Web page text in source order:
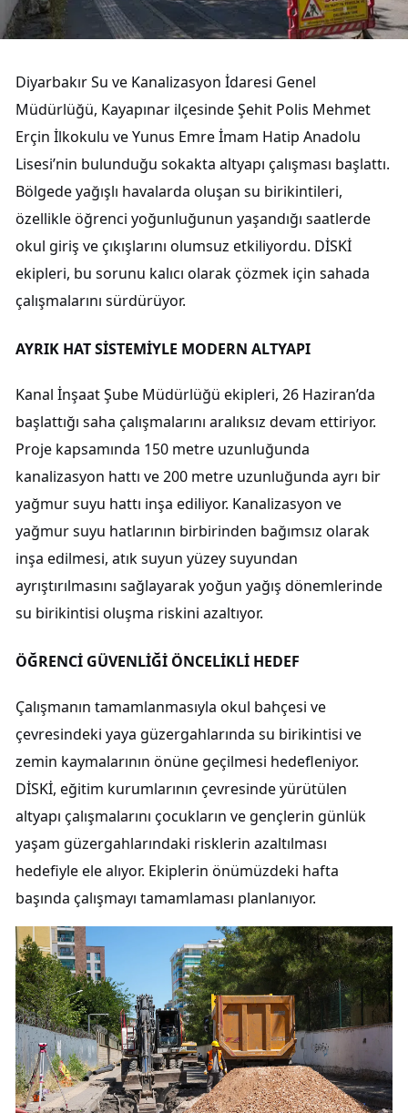
Diyarbakır Su ve Kanalizasyon İdaresi Genel
Müdürlüğü, Kayapınar ilçesinde Şehit Polis Mehmet
Erçin İlkokulu ve Yunus Emre İmam Hatip Anadolu
Lisesi’nin bulunduğu sokakta altyapı çalışması başlattı.
Bölgede yağışlı havalarda oluşan su birikintileri,
özellikle öğrenci yoğunluğunun yaşandığı saatlerde
okul giriş ve çıkışlarını olumsuz etkiliyordu. DİSKİ
ekipleri, bu sorunu kalıcı olarak çözmek için sahada
çalışmalarını sürdürüyor.
AYRIK HAT SİSTEMİYLE MODERN ALTYAPI
Kanal İnşaat Şube Müdürlüğü ekipleri, 26 Haziran’da
başlattığı saha çalışmalarını aralıksız devam ettiriyor.
Proje kapsamında 150 metre uzunluğunda
kanalizasyon hattı ve 200 metre uzunluğunda ayrı bir
yağmur suyu hattı inşa ediliyor. Kanalizasyon ve
yağmur suyu hatlarının birbirinden bağımsız olarak
inşa edilmesi, atık suyun yüzey suyundan
ayrıştırılmasını sağlayarak yoğun yağış dönemlerinde
su birikintisi oluşma riskini azaltıyor.
ÖĞRENCİ GÜVENLİĞİ ÖNCELİKLİ HEDEF
Çalışmanın tamamlanmasıyla okul bahçesi ve
çevresindeki yaya güzergahlarında su birikintisi ve
zemin kaymalarının önüne geçilmesi hedefleniyor.
DİSKİ, eğitim kurumlarının çevresinde yürütülen
altyapı çalışmalarını çocukların ve gençlerin günlük
yaşam güzergahlarındaki risklerin azaltılması
hedefiyle ele alıyor. Ekiplerin önümüzdeki hafta
başında çalışmayı tamamlaması planlanıyor.